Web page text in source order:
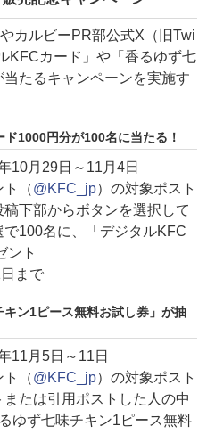
カルビーPR部公式X（旧Twi
KFCカード」や「香るゆず七
たるキャンペーンを実施す
ド1000円分が100名に当たる！
10月29日～11月4日
ト（@KFC_jp）の対象ポスト
下部からボタンを選択して
100名に、「デジタルKFC
ント
まで
キン1ピース無料お試し券」が抽
11月5日～11日
ト（@KFC_jp）の対象ポスト
たは引用ポストした人の中
ゆず七味チキン1ピース無料